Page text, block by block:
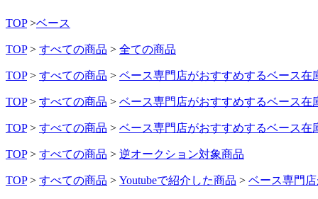
TOP >ベース
TOP > すべての商品 > 全ての商品
TOP > すべての商品 > ベース専門店がおすすめするベース在
TOP > すべての商品 > ベース専門店がおすすめするベース在
TOP > すべての商品 > ベース専門店がおすすめするベース在
TOP > すべての商品 > 逆オークション対象商品
TOP > すべての商品 > Youtubeで紹介した商品 > ベース専門